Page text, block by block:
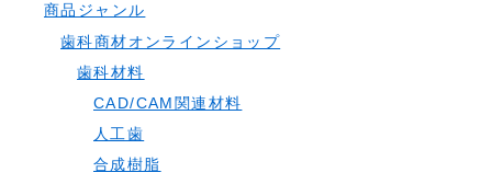
商品ジャンル
歯科商材オンラインショップ
歯科材料
CAD/CAM関連材料
人工歯
合成樹脂